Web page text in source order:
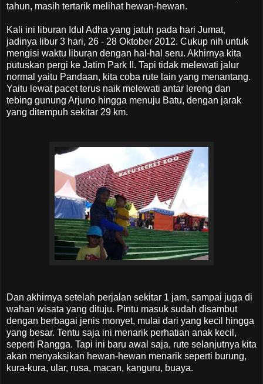
tahun, masih tertarik melihat hewan-hewan.
Kali ini liburan Idul Adha yang jatuh pada hari Jumat,
jadinya libur 3 hari, 26 - 28 Oktober 2012. Cukup nih untuk
mengisi waktu liburan dengan hal-hal seru. Akhirnya kita
putuskan pergi ke Jatim Park II. Tapi tidak melewati jalur
normal yaitu Pandaan, kita coba rute lain yang menantang.
Yaitu lewat pacet terus naik melewati antar lereng dan
tebing gunung Arjuno hingga menuju Batu, dengan jarak
yang ditempuh sekitar 29 km.
Dan akhirnya setelah perjalan sekitar 1 jam, sampai juga di
wahan wisata yang dituju. Pintu masuk sudah disambut
dengan berbagai jenis monyet, mulai dari yang kecil hingga
yang besar. Tentu saja ini menarik perhatian anak kecil,
seperti Rangga. Tapi ini baru awal saja, rute selanjutnya kita
akan menyaksikan hewan-hewan menarik seperti burung,
kura-kura, ular, rusa, macan, kanguru, buaya.